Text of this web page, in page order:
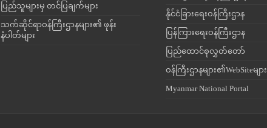
ပြည်သူများမှ တင်ပြချက်များ
သက်ဆိုင်ရာဝန်ကြီးဌာနများ၏ ဖုန်း
နံပါတ်များ
နိုင်ငံခြားရေးဝန်ကြီးဌာန
ပြန်ကြားရေးဝန်ကြီးဌာန
ပြည်ထောင်စုလွှတ်တော်
ဝန်ကြီးဌာနများ၏WebSiteများ
Myanmar National Portal